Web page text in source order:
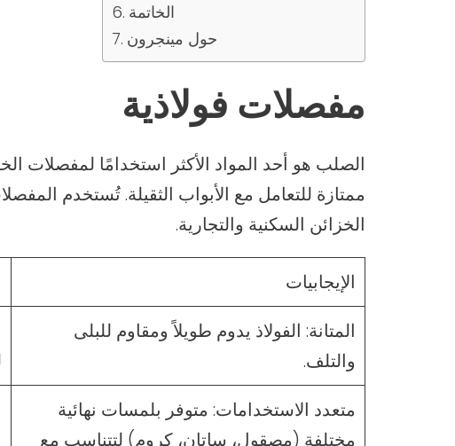
الخاتمة
حول مينجرون
مفصلات فولاذية
الصلب هو أحد المواد الأكثر استخدامًا لمفصلات
ممتازة للتعامل مع الأبواب الثقيلة. تُستخدم
الخزائن السكنية والتجارية.
الإيجابيات
المتانة: الفولاذ يدوم طويلاً ومقاوم للبلى
والتلف.
متعدد الاستخدامات: متوفر بلمسات نهائية
مختلفة (مصقول، ساتان، كروم) لتتناسب مع